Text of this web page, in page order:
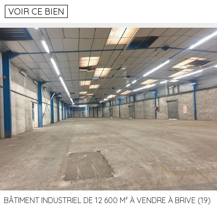
VOIR CE BIEN
BÂTIMENT INDUSTRIEL DE 12 600 M² À VENDRE À BRIVE (19)